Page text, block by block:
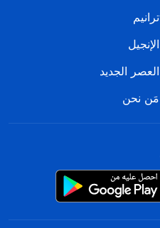
ترانيم
الإنجيل
العصر الجديد
مَن نحن